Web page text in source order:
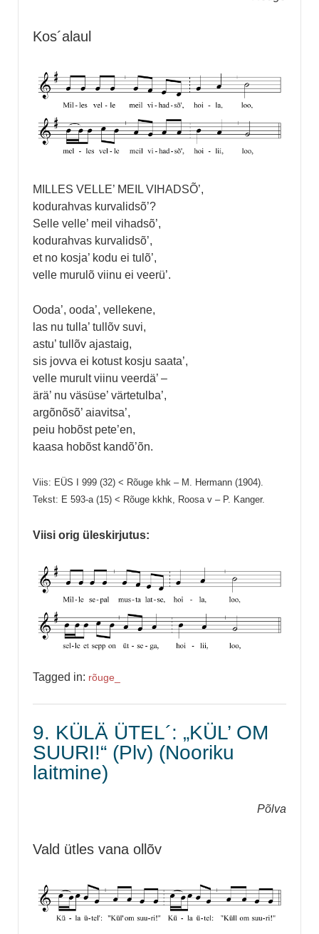
Kos´alaul
MILLES VELLE’ MEIL VIHADSÕ’,
kodurahvas kurvalidsõ’?
Selle velle’ meil vihadsõ’,
kodurahvas kurvalidsõ’,
et no kosja’ kodu ei tulõ’,
velle murulõ viinu ei veerü’.
Ooda’, ooda’, vellekene,
las nu tulla’ tullõv suvi,
astu’ tullõv ajastaig,
sis jovva ei kotust kosju saata’,
velle murult viinu veerdä’ –
ärä’ nu väsüse’ värtetulba’,
argõnõsõ’ aiavitsa’,
peiu hobõst pete’en,
kaasa hobõst kandõ’õn.
Viis: EÜS I 999 (32) < Rõuge khk – M. Hermann (1904).
Tekst: E 593-a (15) < Rõuge kkhk, Roosa v – P. Kanger.
Viisi orig üleskirjutus:
Tagged in: rõuge_
9. KÜLÄ ÜTEL´: „KÜL’ OM
SUURI!“ (Plv) (Nooriku
laitmine)
Põlva
Vald ütles vana ollõv